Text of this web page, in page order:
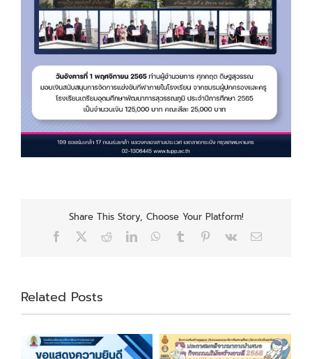
Share This Story, Choose Your Platform!
Facebook RedditLinkedInWhatsApp
Tumblr Pinterest
Vk Email
Related Posts